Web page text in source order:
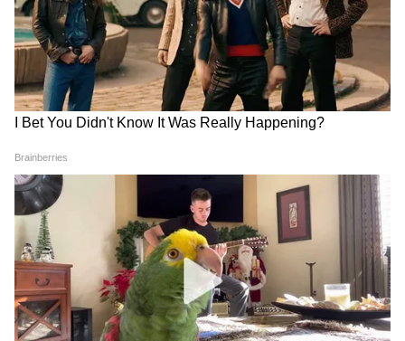
Sports News in Bengla (খেলার খবর): In depth
coverage of Sports news in Bangla. Live
update of sports news headlines today
(আজকে খেলার খবরের হেডলাইনস এবং শিরোনাম)
about Cricket, IPL, Badminton, Hockey -
Asianet News Bangla.